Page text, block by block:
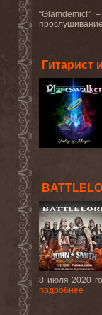
“Glamdemic!”
Гитарист
8 июля 2020
подробнее